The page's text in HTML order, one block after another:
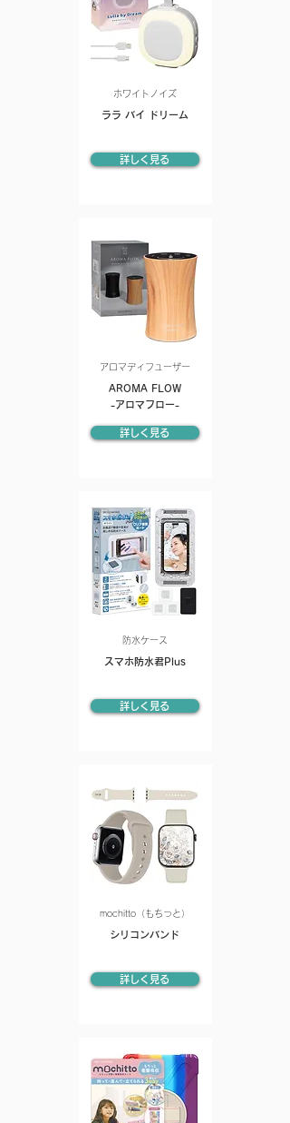
ホワイトノイズ
ララ バイ ドリーム
詳しく見る
アロマディフューザー
AROMA FLOW
-アロマフロー-
詳しく見る
防水ケース
スマホ防水君Plus
詳しく見る
mochitto（もちっと）
シリコンバンド
詳しく見る